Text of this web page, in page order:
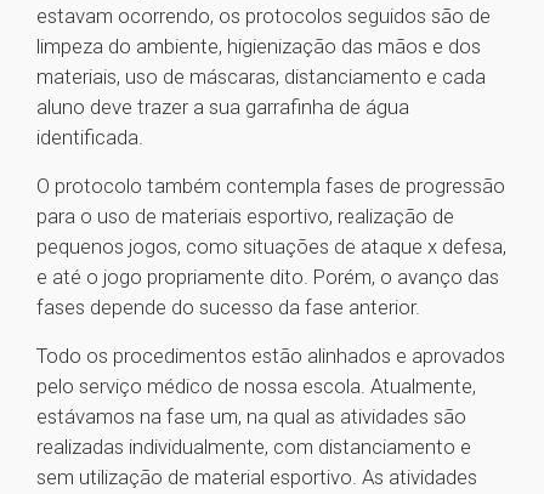
estavam ocorrendo, os protocolos seguidos são de
limpeza do ambiente, higienização das mãos e dos
materiais, uso de máscaras, distanciamento e cada
aluno deve trazer a sua garrafinha de água
identificada.
O protocolo também contempla fases de progressão
para o uso de materiais esportivo, realização de
pequenos jogos, como situações de ataque x defesa,
e até o jogo propriamente dito. Porém, o avanço das
fases depende do sucesso da fase anterior.
Todo os procedimentos estão alinhados e aprovados
pelo serviço médico de nossa escola. Atualmente,
estávamos na fase um, na qual as atividades são
realizadas individualmente, com distanciamento e
sem utilização de material esportivo. As atividades